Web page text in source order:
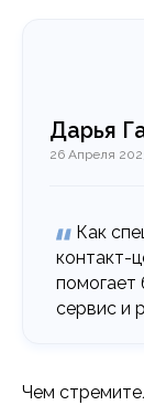
Дарья
26 Апреля
Как
контакт-
помогает
сервис и
Чем